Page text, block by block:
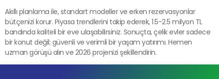
Akıllı planlama ile, standart modeller ve erken rezervasyonlar
bütçenizi korur. Piyasa trendlerini takip ederek, 1.5-2.5 milyon TL
bandında kaliteli bir eve ulaşabilirsiniz. Sonuçta, çelik evler sadece
bir konut değil; güvenli ve verimli bir yaşam yatırımı. Hemen
uzman görüşü alın ve 2026 projenizi şekillendirin.